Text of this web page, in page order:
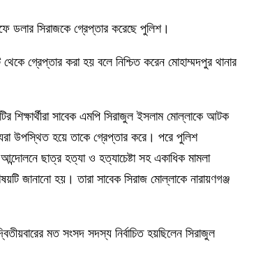
ডলার সিরাজকে গ্রেপ্তার করেছে পুলিশ।
গ্রেপ্তার করা হয় বলে নিশ্চিত করেন মোহাম্মদপুর থানার
শিক্ষার্থীরা সাবেক এমপি সিরাজুল ইসলাম মোল্লাকে আটক
উপস্থিত হয়ে তাকে গ্রেপ্তার করে। পরে পুলিশ
ছাত্র হত্যা ও হত্যাচেষ্টা সহ একাধিক মামলা
জানানো হয়। তারা সাবেক সিরাজ মোল্লাকে নারায়ণগঞ্জ
মত সংসদ সদস্য নির্বাচিত হয়ছিলেন সিরাজুল